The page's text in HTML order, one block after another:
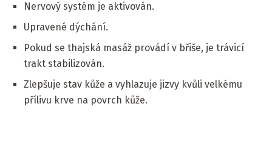
Nervový systém je aktivován.
Upravené dýchání.
Pokud se thajská masáž provádí v břiše, je trávicí
trakt stabilizován.
Zlepšuje stav kůže a vyhlazuje jizvy kvůli velkému
přílivu krve na povrch kůže.